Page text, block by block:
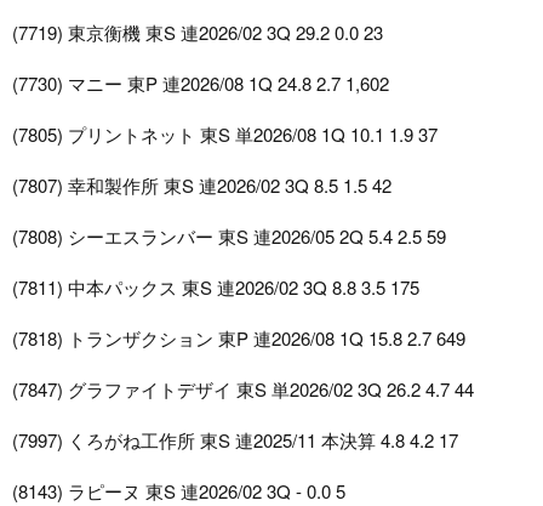
(7719) 東京衡機 東S 連2026/02 3Q 29.2 0.0 23
(7730) マニー 東P 連2026/08 1Q 24.8 2.7 1,602
(7805) プリントネット 東S 単2026/08 1Q 10.1 1.9 37
(7807) 幸和製作所 東S 連2026/02 3Q 8.5 1.5 42
(7808) シーエスランバー 東S 連2026/05 2Q 5.4 2.5 59
(7811) 中本パックス 東S 連2026/02 3Q 8.8 3.5 175
(7818) トランザクション 東P 連2026/08 1Q 15.8 2.7 649
(7847) グラファイトデザイ 東S 単2026/02 3Q 26.2 4.7 44
(7997) くろがね工作所 東S 連2025/11 本決算 4.8 4.2 17
(8143) ラピーヌ 東S 連2026/02 3Q - 0.0 5